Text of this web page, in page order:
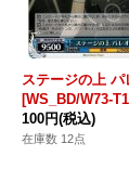
ステージの上 パ
[WS_BD/W73-
100円(税込)
在庫数 12点